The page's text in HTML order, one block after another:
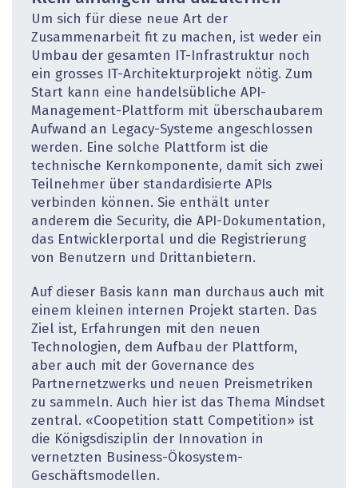
Um sich für diese neue Art der
Zusammenarbeit fit zu machen, ist weder ein
Umbau der gesamten IT-Infrastruktur noch
ein grosses IT-Architekturprojekt nötig. Zum
Start kann eine handelsübliche API-
Management-Plattform mit überschaubarem
Aufwand an Legacy-Systeme angeschlossen
werden. Eine solche Plattform ist die
technische Kernkomponente, damit sich zwei
Teilnehmer über standardisierte APIs
verbinden können. Sie enthält unter
anderem die Security, die API-Dokumentation,
das Entwicklerportal und die Registrierung
von Benutzern und Drittanbietern.
Auf dieser Basis kann man durchaus auch mit
einem kleinen internen Projekt starten. Das
Ziel ist, Erfahrungen mit den neuen
Technologien, dem Aufbau der Plattform,
aber auch mit der Governance des
Partnernetzwerks und neuen Preismetriken
zu sammeln. Auch hier ist das Thema Mindset
zentral. «Coopetition statt Competition» ist
die Königsdisziplin der Innovation in
vernetzten Business-Ökosystem-
Geschäftsmodellen.